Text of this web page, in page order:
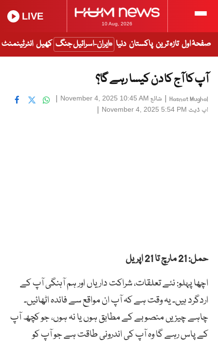
10 Aug, 2026
LIVE
صفحۂ اول تازہ ترین پاکستان دنیا ایران-اسرائیل جنگ کھیل انٹرٹینمنٹ
آپ کا آج کا دن کیسا رہے گا؟
Hasnat Mughal
| شائع November 4, 2025 10:45 AM
|
اپ ڈیٹ November 4, 2025 5:54 PM
|
حمل: 21 مارچ تا 21 اپریل
اچھا پہلو: نئے تعلقات، شراکت داریاں اور ہم آہنگی آپ کے
اردگرد ہیں۔ یہ وقت ہے کہ آپ ان مواقع سے فائدہ اٹھائیں۔
چاہے چیزیں منصوبے کے مطابق ہوں یا نہ ہوں، جو کچھ آپ
کے پاس رہے گا وہ آپ کی اندرونی طاقت ہے جو آپ کو